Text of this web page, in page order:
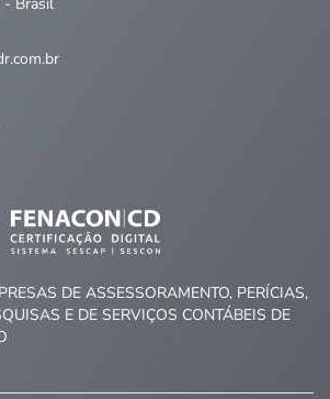
- Brasil
DE ASSESSORAMENTO, PERÍCIAS,
E DE SERVIÇOS CONTÁBEIS DE